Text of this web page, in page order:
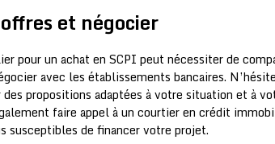
et négocier
pour un achat en SCPI peut nécessiter de
avec les établissements bancaires.
propositions adaptées à votre situation et à
faire appel à un courtier en crédit
susceptibles de financer votre projet.